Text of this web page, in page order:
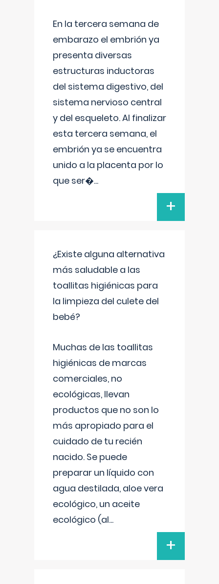
En la tercera semana de
embarazo el embrión ya
presenta diversas
estructuras inductoras
del sistema digestivo, del
sistema nervioso central
y del esqueleto. Al finalizar
esta tercera semana, el
embrión ya se encuentra
unido a la placenta por lo
que ser�...
+
¿Existe alguna alternativa
más saludable a las
toallitas higiénicas para
la limpieza del culete del
bebé?
Muchas de las toallitas
higiénicas de marcas
comerciales, no
ecológicas, llevan
productos que no son lo
más apropiado para el
cuidado de tu recién
nacido. Se puede
preparar un líquido con
agua destilada, aloe vera
ecológico, un aceite
ecológico (al...
+